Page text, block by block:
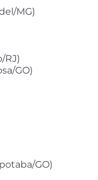
MG)
RJ)
GO)
GO)